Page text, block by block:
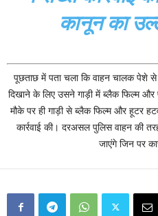
कानून का
पूछताछ में पता चला कि वाहन चालक पेशे
दिखाने के लिए उसने गाड़ी में ब्लैक फिल्म
मौके पर ही गाड़ी से ब्लैक फिल्म और हूटर
कार्रवाई की। दरअसल पुलिस वाहन की
जाएंगे जिन पर